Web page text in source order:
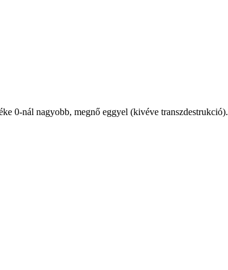
0-nál nagyobb, megnő eggyel (kivéve transzdestrukció).